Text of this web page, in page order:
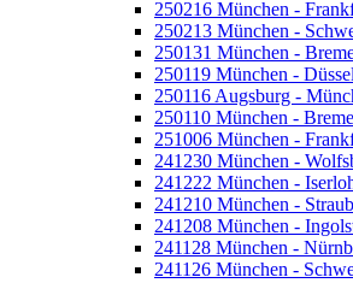
250216 München -
250213 München -
250131 München -
250119 München -
250116 Augsburg -
250110 München -
251006 München -
241230 München -
241222 München -
241210 München -
241208 München -
241128 München -
241126 München -